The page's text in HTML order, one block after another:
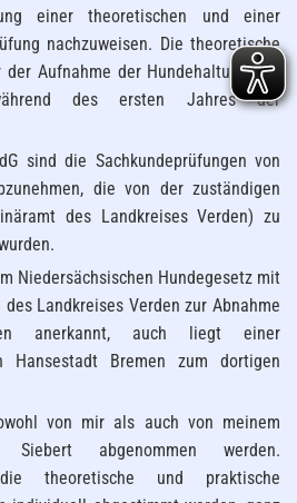
einer theoretischen und einer
nachzuweisen. Die theoretische
Aufnahme der Hundehaltung, die
des ersten Jahres der
sind die Sachkundeprüfungen von
die von der zuständigen
des Landkreises Verden) zu
Niedersächsischen Hundegesetz mit
Landkreises Verden zur Abnahme
anerkannt, auch liegt einer
Hansestadt Bremen zum dortigen
von mir als auch von meinem
Siebert abgenommen werden.
theoretische und praktische